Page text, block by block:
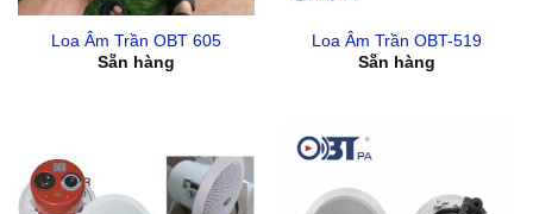
Loa Âm Trần OBT 605
Sẵn hàng
Loa Âm Trần OBT-519
Sẵn hàng